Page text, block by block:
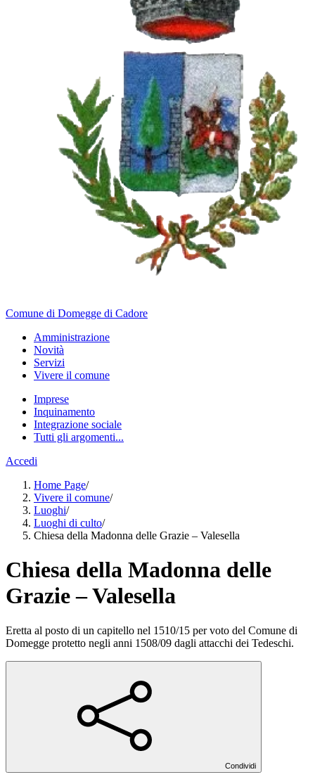
Comune di Domegge di Cadore
Amministrazione
Novità
Servizi
Vivere il comune
Imprese
Inquinamento
Integrazione sociale
Tutti gli argomenti...
Accedi
Home Page/
Vivere il comune/
Luoghi/
Luoghi di culto/
Chiesa della Madonna delle Grazie – Valesella
Chiesa della Madonna delle
Grazie – Valesella
Eretta al posto di un capitello nel 1510/15 per voto del Comune di
Domegge protetto negli anni 1508/09 dagli attacchi dei Tedeschi.
Condividi